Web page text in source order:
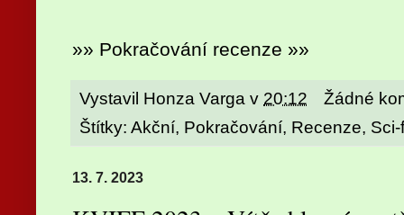
»» Pokračování recenze »»
Vystavil Honza Varga v 20:12
Žádné
Štítky: Akční, Pokračování, Recenze, Sci-
13. 7. 2023